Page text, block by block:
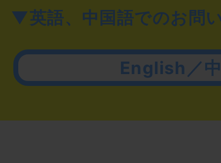
▼英語、中国語でのお問
English／